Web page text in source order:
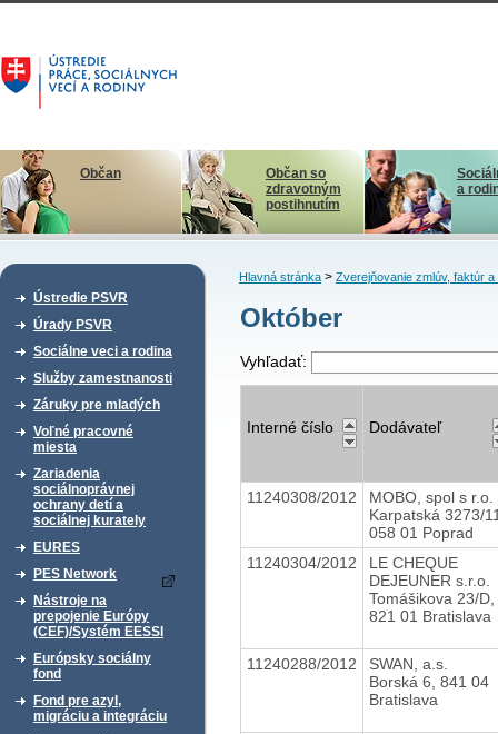
Občan
Občan so
zdravotným
postihnutím
a
Ústredie PSVR
Úrady PSVR
Sociálne veci a rodina
Služby zamestnanosti
Záruky pre mladých
Voľné pracovné
miesta
Zariadenia
sociálnoprávnej
ochrany detí a
sociálnej kurately
EURES
PES Network
Nástroje na
prepojenie Európy
(CEF)/Systém EESSI
Európsky sociálny
fond
Fond pre azyl,
migráciu a integráciu
Hlavná stránka> Zverejňovanie zmlúv, faktúr a
Október
Vyhľadať:
Interné číslo Dodávateľ
11240308/2012
MOBO, spol s r.o.
Karpatská 3273/
058 01 Poprad
11240304/2012
LE CHEQUE
DEJEUNER s.r.o.
Tomášikova 23/D,
821 01 Bratislava
11240288/2012
SWAN, a.s.
Borská 6, 841 04
Bratislava